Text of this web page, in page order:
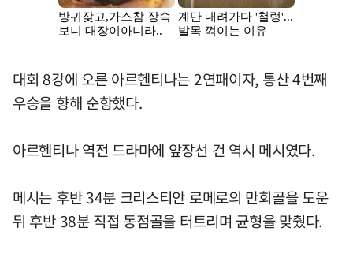
대회 8강에 오른 아르헨티나는 2연패이자, 통산 4번째
우승을 향해 순항했다.
아르헨티나 역전 드라마에 앞장선 건 역시 메시였다.
메시는 후반 34분 크리스티안 로메로의 만회골을 도운
뒤 후반 38분 직접 동점골을 터트리며 균형을 맞췄다.